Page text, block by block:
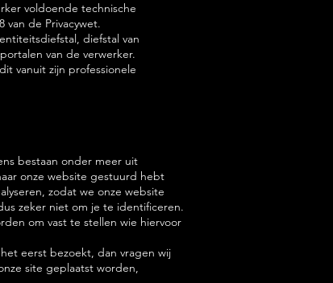
voldoende technische
de Privacywet.
diefstal van
van de verwerker.
vanuit zijn professionele
bestaan onder meer uit
onze website gestuurd hebt
zodat we onze website
zeker niet om je te identificeren.
om vast te stellen wie hiervoor
eerst bezoekt, dan vragen wij
site geplaatst worden,